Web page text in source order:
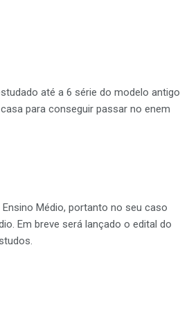
até a 6 série do modelo antigo
para conseguir passar no enem
Médio, portanto no seu caso
Em breve será lançado o edital do